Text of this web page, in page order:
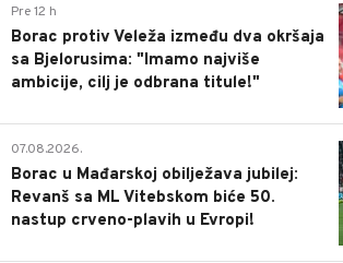
Pre 12 h
Borac protiv Veleža između dva okršaja
sa Bjelorusima: "Imamo najviše
ambicije, cilj je odbrana titule!"
07.08.2026.
Borac u Mađarskoj obilježava jubilej:
Revanš sa ML Vitebskom biće 50.
nastup crveno-plavih u Evropi!